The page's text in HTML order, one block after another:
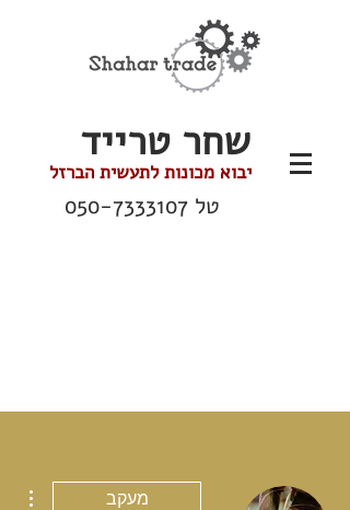
שחר טרייד
יבוא מכונות לתעשית הברזל
050-7333107 טל
מעקב